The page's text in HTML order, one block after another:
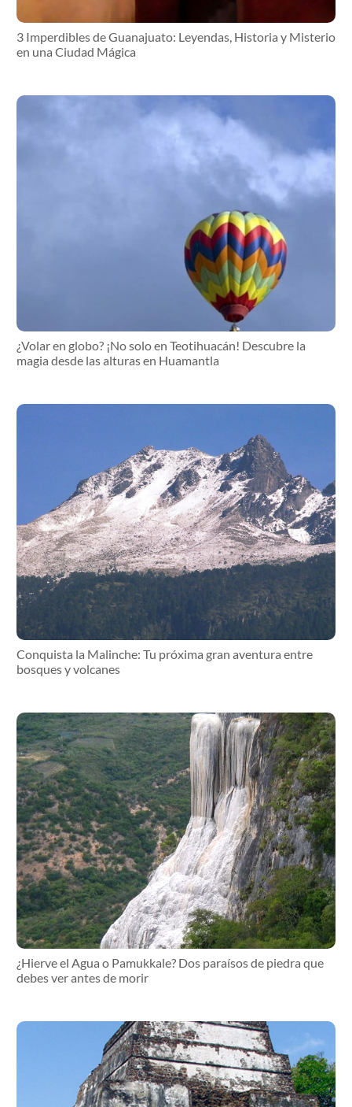
3 Imperdibles de Guanajuato: Leyendas, Historia y Misterio
en una Ciudad Mágica
¿Volar en globo? ¡No solo en Teotihuacán! Descubre la
magia desde las alturas en Huamantla
Conquista la Malinche: Tu próxima gran aventura entre
bosques y volcanes
¿Hierve el Agua o Pamukkale? Dos paraísos de piedra que
debes ver antes de morir